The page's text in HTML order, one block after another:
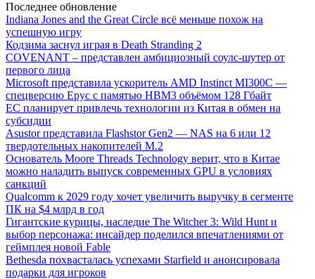
Последнее обновление
Indiana Jones and the Great Circle всё меньше похож на
успешную игру
Кодзима заснул играя в Death Stranding 2
COVENANT – представлен амбициозный соулс-шутер от
первого лица
Microsoft представила ускоритель AMD Instinct MI300C —
спецверсию Epyc с памятью HBM3 объёмом 128 Гбайт
ЕС планирует привлечь технологии из Китая в обмен на
субсидии
Asustor представила Flashstor Gen2 — NAS на 6 или 12
твердотельных накопителей M.2
Основатель Moore Threads Technology верит, что в Китае
можно наладить выпуск современных GPU в условиях
санкций
Qualcomm к 2029 году хочет увеличить выручку в сегменте
ПК на $4 млрд в год
Гигантские курицы, наследие The Witcher 3: Wild Hunt и
выбор персонажа: инсайдер поделился впечатлениями от
геймплея новой Fable
Bethesda похвасталась успехами Starfield и анонсировала
подарки для игроков